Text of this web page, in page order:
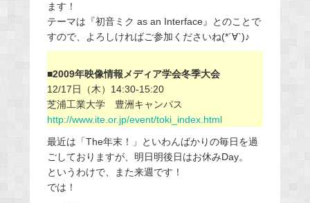
ます！
テーマは『初音ミク as an Interface』とのことで
すので、よろしければご参加くださいね(*´∀`)♪
■2009年映像情報メディア学会冬季大会
12/17日（木）14:30-15:20
芝浦工業大学 豊洲キャンパス
http://www.ite.or.jp/event/toki_index.html
最近は「The年末！」といわんばかりの毎日を過
ごしておりますが、明日明後日はお休みDay。
というわけで、また来週です！
では！